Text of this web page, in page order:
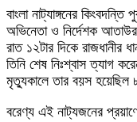
বাংলা নাট্যাঙ্গনের
অভিনেতা ও নির্দেশক
রাত ১২টার দিকে রাজধানীর
তিনি শেষ নিঃশ্বাস ত্যাগ
মৃত্যুকালে তার বয়স হয়েছিল
বরেণ্য এই নাট্যজনের